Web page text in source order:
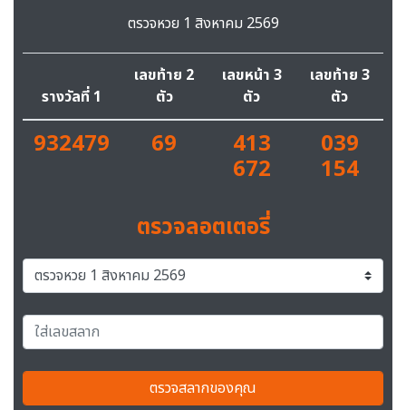
ตรวจหวย 1 สิงหาคม 2569
รางวัลที่ 1
เลขท้าย 2
ตัว
เลขหน้า 3
ตัว
เลขท้าย 3
ตัว
932479 69 413
672
039
154
ตรวจลอตเตอรี่
ตรวจสลากของคุณ